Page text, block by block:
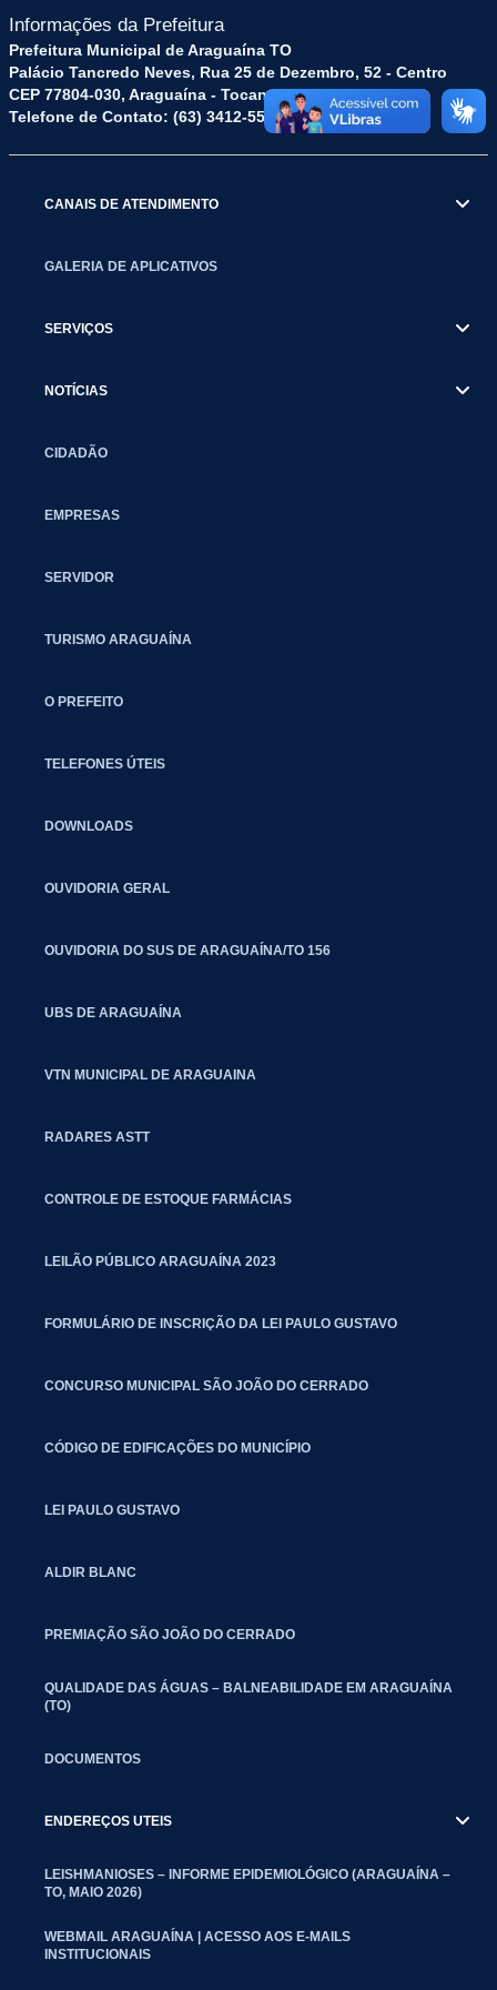
Informações da Prefeitura
Prefeitura Municipal de Araguaína TO
Palácio Tancredo Neves, Rua 25 de Dezembro, 52 - Centro
CEP 77804-030, Araguaína - Tocantins.
Telefone de Contato: (63) 3412-5572
CANAIS DE ATENDIMENTO
GALERIA DE APLICATIVOS
SERVIÇOS
NOTÍCIAS
CIDADÃO
EMPRESAS
SERVIDOR
TURISMO ARAGUAÍNA
O PREFEITO
TELEFONES ÚTEIS
DOWNLOADS
OUVIDORIA GERAL
OUVIDORIA DO SUS DE ARAGUAÍNA/TO 156
UBS DE ARAGUAÍNA
VTN MUNICIPAL DE ARAGUAINA
RADARES ASTT
CONTROLE DE ESTOQUE FARMÁCIAS
LEILÃO PÚBLICO ARAGUAÍNA 2023
FORMULÁRIO DE INSCRIÇÃO DA LEI PAULO GUSTAVO
CONCURSO MUNICIPAL SÃO JOÃO DO CERRADO
CÓDIGO DE EDIFICAÇÕES DO MUNICÍPIO
LEI PAULO GUSTAVO
ALDIR BLANC
PREMIAÇÃO SÃO JOÃO DO CERRADO
QUALIDADE DAS ÁGUAS – BALNEABILIDADE EM ARAGUAÍNA
(TO)
DOCUMENTOS
ENDEREÇOS UTEIS
LEISHMANIOSES – INFORME EPIDEMIOLÓGICO (ARAGUAÍNA –
TO, MAIO 2026)
WEBMAIL ARAGUAÍNA | ACESSO AOS E-MAILS
INSTITUCIONAIS